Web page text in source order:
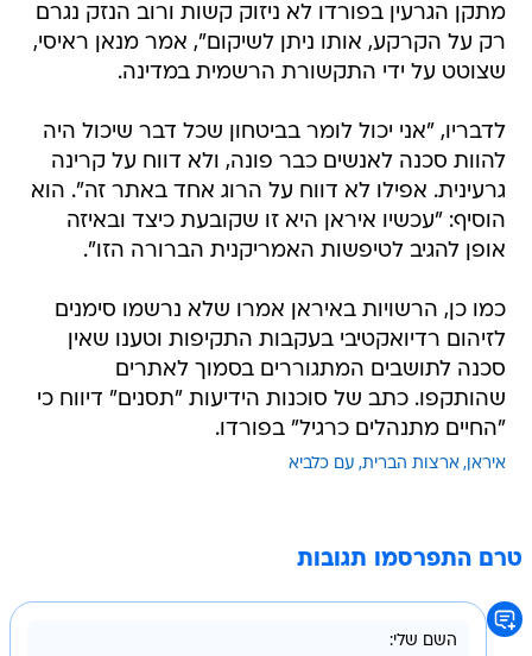
מתקן הגרעין בפורדו לא ניזוק קשות ורוב הנזק נגרם
רק על הקרקע, אותו ניתן לשיקום", אמר מנאן ראיסי,
שצוטט על ידי התקשורת הרשמית במדינה.
לדבריו, "אני יכול לומר בביטחון שכל דבר שיכול היה
להוות סכנה לאנשים כבר פונה, ולא דווח על קרינה
גרעינית. אפילו לא דווח על הרוג אחד באתר זה". הוא
הוסיף: "עכשיו איראן היא זו שקובעת כיצד ובאיזה
אופן להגיב לטיפשות האמריקנית הברורה הזו".
כמו כן, הרשויות באיראן אמרו שלא נרשמו סימנים
לזיהום רדיואקטיבי בעקבות התקיפות וטענו שאין
סכנה לתושבים המתגוררים בסמוך לאתרים
שהותקפו. כתב של סוכנות הידיעות "תסנים" דיווח כי
"החיים מתנהלים כרגיל" בפורדו.
איראן ארצות הברית עם כלביא
טרם התפרסמו תגובות